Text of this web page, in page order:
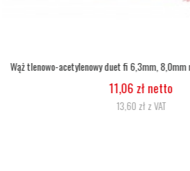
Wąż tlenowy fi 6,3
5,07 zł netto
6,24 zł z VAT